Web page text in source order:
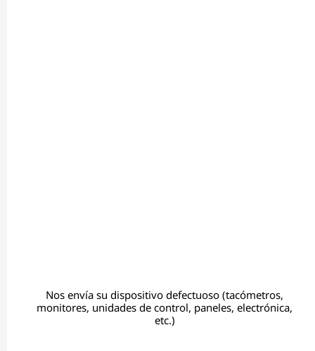
Nos envía su dispositivo defectuoso (tacómetros,
monitores, unidades de control, paneles, electrónica,
etc.)